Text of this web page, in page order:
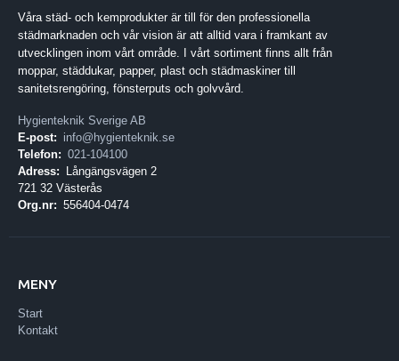
Våra städ- och kemprodukter är till för den professionella
städmarknaden och vår vision är att alltid vara i framkant av
utvecklingen inom vårt område. I vårt sortiment finns allt från
moppar, städdukar, papper, plast och städmaskiner till
sanitetsrengöring, fönsterputs och golvvård.
Hygienteknik Sverige AB
E-post: info@hygienteknik.se
Telefon: 021-104100
Adress:
Långängsvägen 2
721 32 Västerås
Org.nr: 556404-0474
MENY
Start
Kontakt